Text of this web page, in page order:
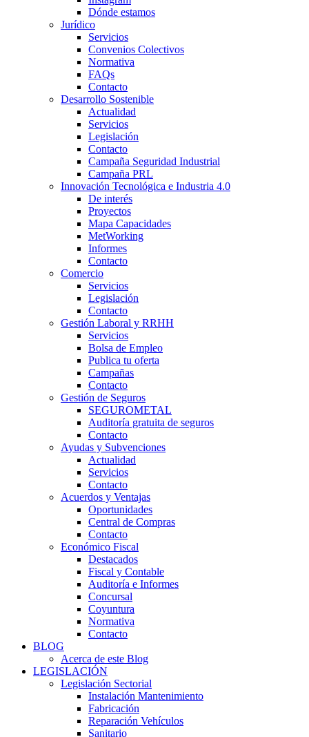
Dónde estamos
Jurídico
Servicios
Convenios Colectivos
Normativa
FAQs
Contacto
Desarrollo Sostenible
Actualidad
Servicios
Legislación
Contacto
Campaña Seguridad Industrial
Campaña PRL
Innovación Tecnológica e Industria 4.0
De interés
Proyectos
Mapa Capacidades
MetWorking
Informes
Contacto
Comercio
Servicios
Legislación
Contacto
Gestión Laboral y RRHH
Servicios
Bolsa de Empleo
Publica tu oferta
Campañas
Contacto
Gestión de Seguros
SEGUROMETAL
Auditoría gratuita de seguros
Contacto
Ayudas y Subvenciones
Actualidad
Servicios
Contacto
Acuerdos y Ventajas
Oportunidades
Central de Compras
Contacto
Económico Fiscal
Destacados
Fiscal y Contable
Auditoría e Informes
Concursal
Coyuntura
Normativa
Contacto
BLOG
Acerca de este Blog
LEGISLACIÓN
Legislación Sectorial
Instalación Mantenimiento
Fabricación
Reparación Vehículos
Sanitario